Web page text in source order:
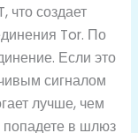
что создает
Tor. По
Если это
сигналом
лучше, чем
попадете в шлюз